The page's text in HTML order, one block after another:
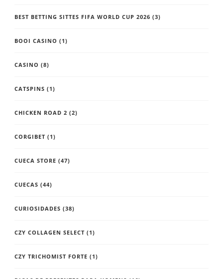
BEST BETTING SITTES FIFA WORLD CUP 2026 (3)
BOOI CASINO (1)
CASINO (8)
CATSPINS (1)
CHICKEN ROAD 2 (2)
CORGIBET (1)
CUECA STORE (47)
CUECAS (44)
CURIOSIDADES (38)
CZY COLLAGEN SELECT (1)
CZY TRICHOMIST FORTE (1)